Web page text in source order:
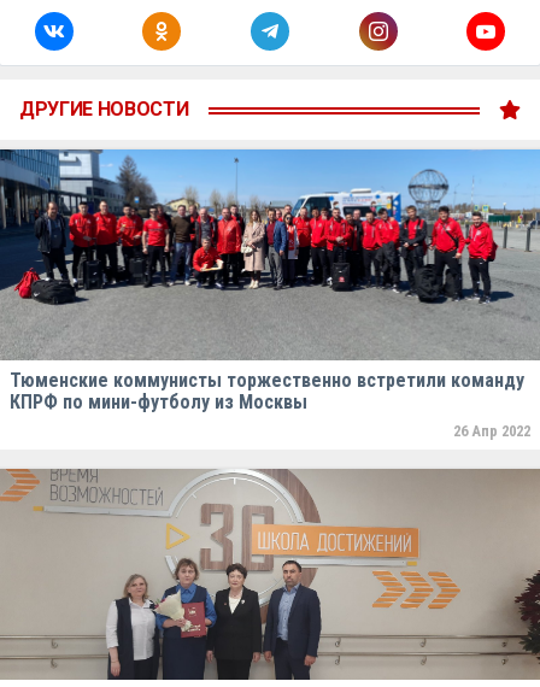
ДРУГИЕ НОВОСТИ
Тюменские коммунисты торжественно встретили команду
КПРФ по мини-футболу из Москвы
26 Апр 2022